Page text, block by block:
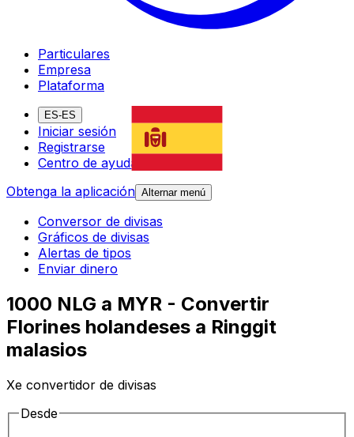
Particulares
Empresa
Plataforma
ES-ES
Iniciar sesión
Registrarse
Centro de ayuda
Obtenga la aplicación Alternar menú
Conversor de divisas
Gráficos de divisas
Alertas de tipos
Enviar dinero
1000 NLG a MYR - Convertir
Florines holandeses a Ringgit
malasios
Xe convertidor de divisas
Desde